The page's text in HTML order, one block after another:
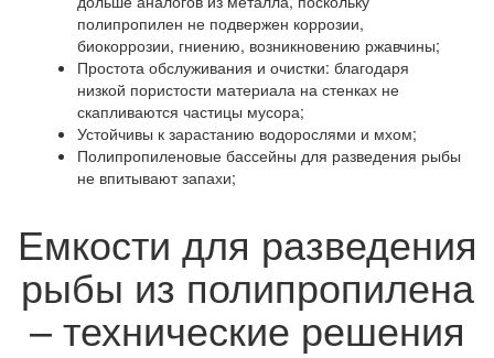
полипропилен не подвержен коррозии,
биокоррозии, гниению, возникновению ржавчины;
Простота обслуживания и очистки: благодаря
низкой пористости материала на стенках не
скапливаются частицы мусора;
Устойчивы к зарастанию водорослями и мхом;
Полипропиленовые бассейны для разведения рыбы
не впитывают запахи;
Емкости для разведения
рыбы из полипропилена
– технические решения